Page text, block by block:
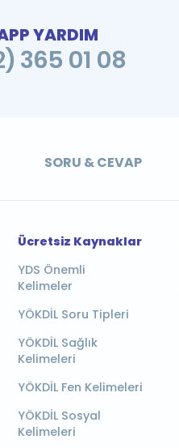
YARDIM
365 01 08
SORU & CEVAP
Ücretsiz Kaynaklar
YDS Önemli
Kelimeler
YÖKDİL Soru Tipleri
YÖKDİL Sağlık
Kelimeleri
YÖKDİL Fen Kelimeleri
YÖKDİL Sosyal
Kelimeleri